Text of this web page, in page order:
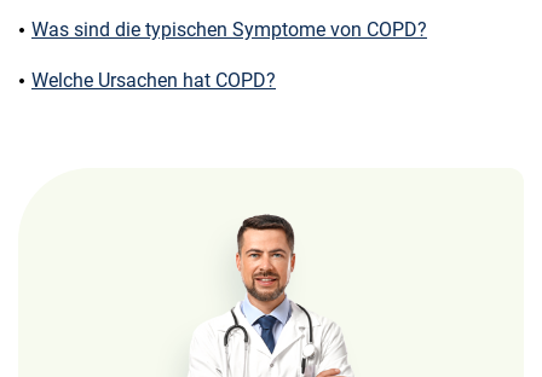
Was sind die typischen Symptome von COPD?
Welche Ursachen hat COPD?